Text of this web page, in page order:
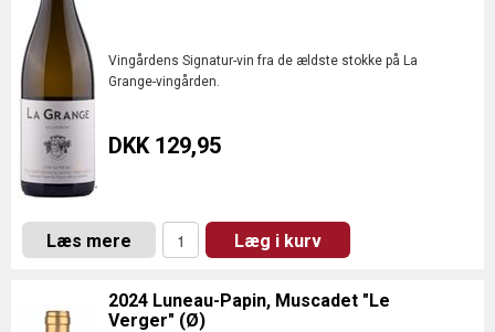
Vingårdens Signatur-vin fra de ældste stokke på La
Grange-vingården.
DKK 129,95
Læs mere Læg i kurv
2024 Luneau-Papin, Muscadet "Le
Verger" (Ø)